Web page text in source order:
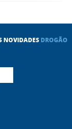
NOVIDADES DROGÃO